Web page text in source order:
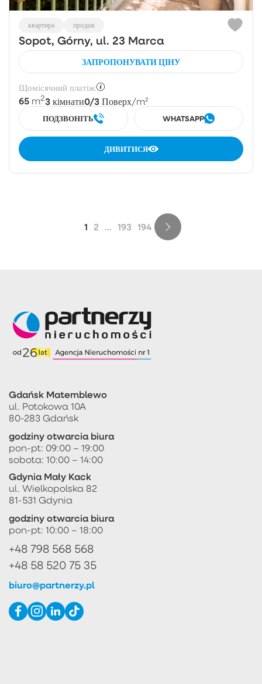
квартира продаж
Sopot, Górny, ul. 23 Marca
ЗАПРОПОНУВАТИ ЦІНУ
Щомісячний платіж:
65 m23 кімнати0/3 Поверх/m²
ПОДЗВОНІТЬ WHATSAPP
ДИВИТИСЯ
1 2 ... 193 194
Gdańsk Matemblewo
ul. Potokowa 10A
80-283 Gdańsk
godziny otwarcia biura
pon-pt: 09:00 – 19:00
sobota: 10:00 – 14:00
Gdynia Mały Kack
ul. Wielkopolska 82
81-531 Gdynia
godziny otwarcia biura
pon-pt: 10:00 – 18:00
+48 798 568 568
+48 58 520 75 35
biuro@partnerzy.pl